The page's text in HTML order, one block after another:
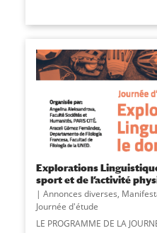
Explorations
sport et de l’activité
Annonces diverses,
Journée d'étude
LE PROGRAMME DE LA